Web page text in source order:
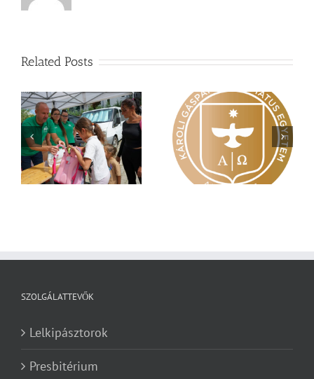
Related Posts
Nagy érdeklődés övezi
a Károli képzéseit
Vasárnapi üzenet –
Zsoltárok 149
SZOLGÁLATTEVŐK
Lelkipásztorok
Presbitérium